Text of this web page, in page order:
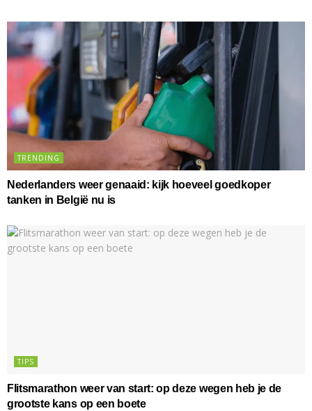
TRENDING
Nederlanders weer genaaid: kijk hoeveel goedkoper
tanken in België nu is
TIPS
Flitsmarathon weer van start: op deze wegen heb je de
grootste kans op een boete